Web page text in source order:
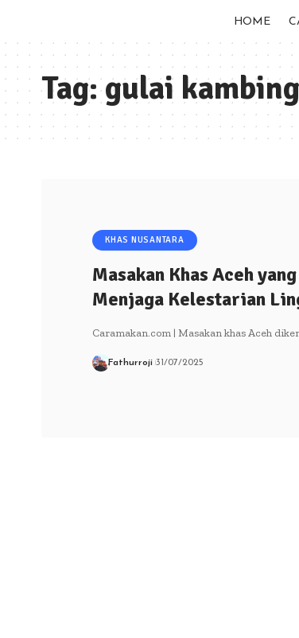
HOME
Tag:gulai kambing
KHAS NUSANTARA
Masakan Khas Aceh
Menjaga Kelestarian
Caramakan.com | Masakan khas Aceh
Fathurroji 31/07/2025